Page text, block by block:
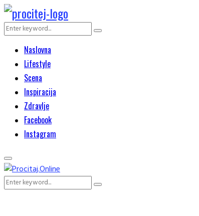
Search
Search
Naslovna
Lifestyle
Scena
Inspiracija
Zdravlje
Facebook
Instagram
Primary
Menu
Search
Search